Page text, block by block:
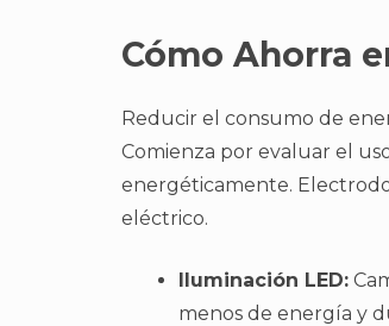
Cómo Ahorra
Reducir el consumo de
Comienza por evaluar el
energéticamente.
eléctrico.
Iluminación LED:
menos de energía y